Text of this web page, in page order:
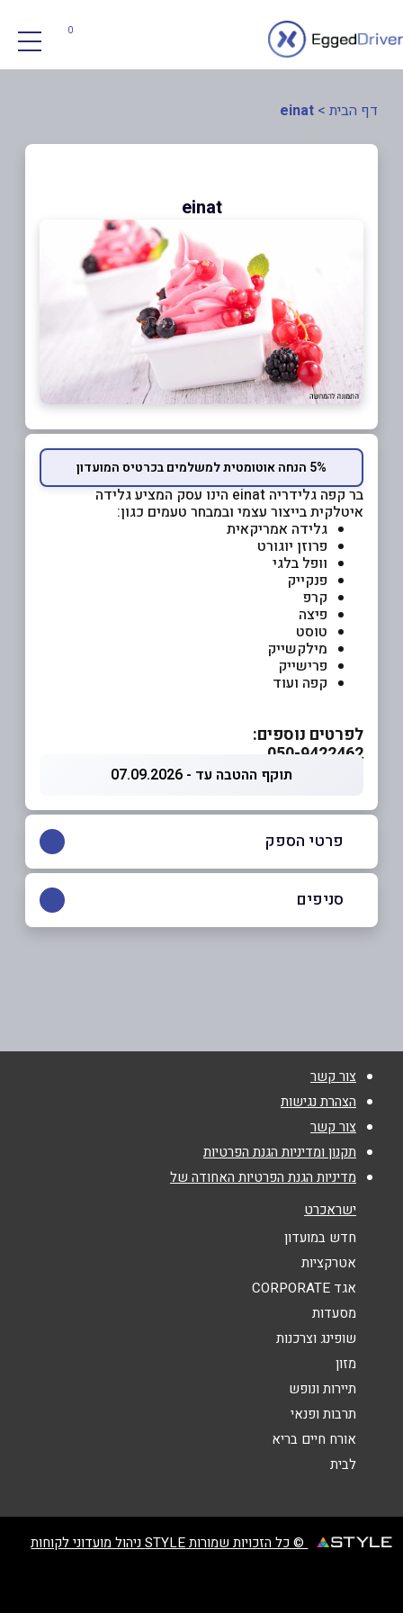
0
דף הבית >
einat
einat
5% הנחה אוטומטית למשלמים בכרטיס המועדון
בר קפה גלידריה einat הינו עסק המציע גלידה
איטלקית בייצור עצמי ובמבחר טעמים כגון:
גלידה אמריקאית
פרוזן יוגורט
וופל בלגי
פנקייק
קרפ
פיצה
טוסט
מילקשייק
פרישייק
קפה ועוד
לפרטים נוספים:
050-9422462
תוקף ההטבה עד - 07.09.2026
פרטי הספק
נושא*
אנא חזרו אלי בקשר ל...
סניפים
צור קשר
הצהרת נגישות
צור קשר
תקנון ומדיניות הגנת הפרטיות
מדיניות הגנת הפרטיות האחודה של
ישראכרט
חדש במועדון
אטרקציות
אגד CORPORATE
מסעדות
שופינג וצרכנות
מזון
תיירות ונופש
תרבות ופנאי
אורח חיים בריא
לבית
© כל הזכויות שמורות STYLE ניהול מועדוני לקוחות